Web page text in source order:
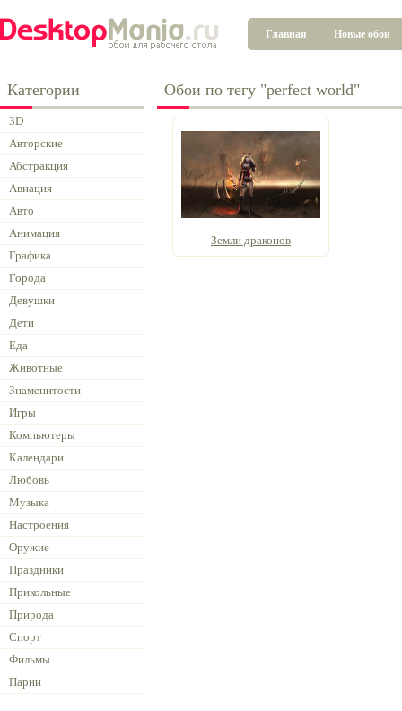
Главная Новые обои
Категории
3D
Авторские
Абстракция
Авиация
Авто
Анимация
Графика
Города
Девушки
Дети
Еда
Животные
Знаменитости
Игры
Компьютеры
Календари
Любовь
Музыка
Настроения
Оружие
Праздники
Прикольные
Природа
Спорт
Фильмы
Парни
Обои по тегу "perfect world"
Земли драконов